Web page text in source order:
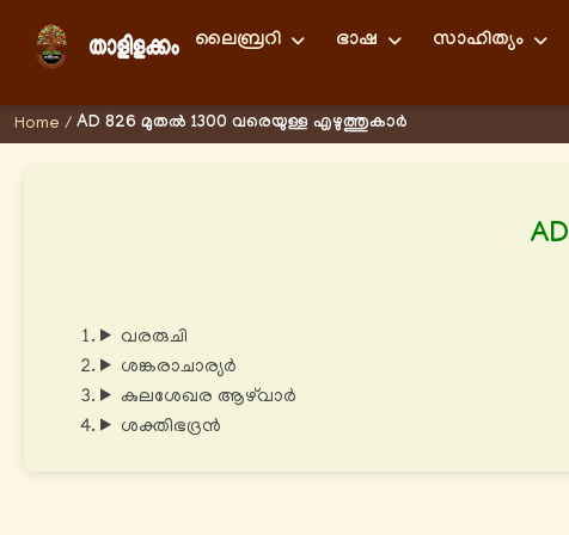
ലൈബ്രറി ഭാഷ സാഹിത്യം
Home / AD 826 മുതല്‍ 1300 വരെയുള്ള എഴുത്തുകാര്‍
വരരുചി
ശങ്കരാചാര്യര്‍
കുലശേഖര ആഴ്‍വാര്‍
ശക്തിഭദ്രൻ